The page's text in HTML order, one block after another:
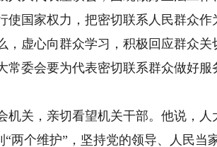
使国家权力，把密切联系人民群众
虚心向群众学习，积极回应群众
委会要为代表密切联系群众做好服
关，亲切看望机关干部。他说，人
“两个维护”，坚持党的领导、人民